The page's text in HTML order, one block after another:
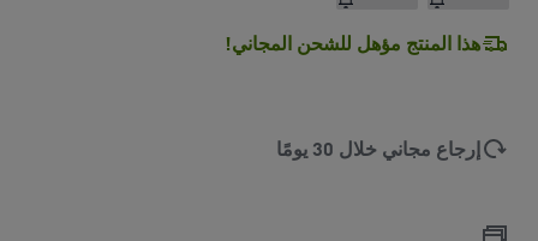
هذا المنتج مؤهل للشحن المجاني!
إرجاع مجاني خلال 30 يومًا